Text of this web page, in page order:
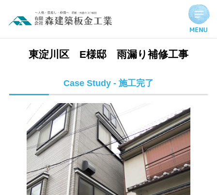
東淀川区 E様邸 雨漏り補修工事 | 施工完了実績
東淀川区 E様邸 雨漏り補修工事
Case Study - 施工完了